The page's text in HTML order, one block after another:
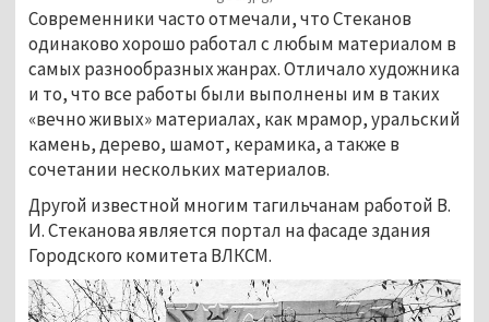
Современники часто отмечали, что Стеканов
одинаково хорошо работал с любым материалом в
самых разнообразных жанрах. Отличало художника
и то, что все работы были выполнены им в таких
«вечно живых» материалах, как мрамор, уральский
камень, дерево, шамот, керамика, а также в
сочетании нескольких материалов.
Другой известной многим тагильчанам работой В.
И. Стеканова является портал на фасаде здания
Городского комитета ВЛКСМ.